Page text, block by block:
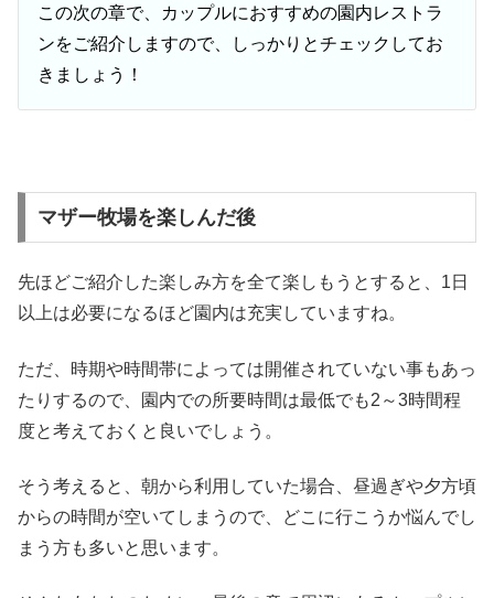
この次の章で、カップルにおすすめの園内レストラ
ンをご紹介しますので、しっかりとチェックしてお
きましょう！
マザー牧場を楽しんだ後
先ほどご紹介した楽しみ方を全て楽しもうとすると、1日
以上は必要になるほど園内は充実していますね。
ただ、時期や時間帯によっては開催されていない事もあっ
たりするので、園内での所要時間は最低でも2～3時間程
度と考えておくと良いでしょう。
そう考えると、朝から利用していた場合、昼過ぎや夕方頃
からの時間が空いてしまうので、どこに行こうか悩んでし
まう方も多いと思います。